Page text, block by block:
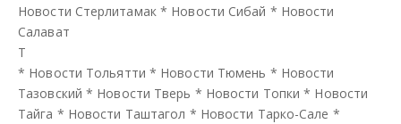
Новости Стерлитамак * Новости Сибай * Новости
Салават
Т
* Новости Тольятти * Новости Тюмень * Новости
Тазовский * Новости Тверь * Новости Топки * Новости
Тайга * Новости Таштагол * Новости Тарко-Сале *